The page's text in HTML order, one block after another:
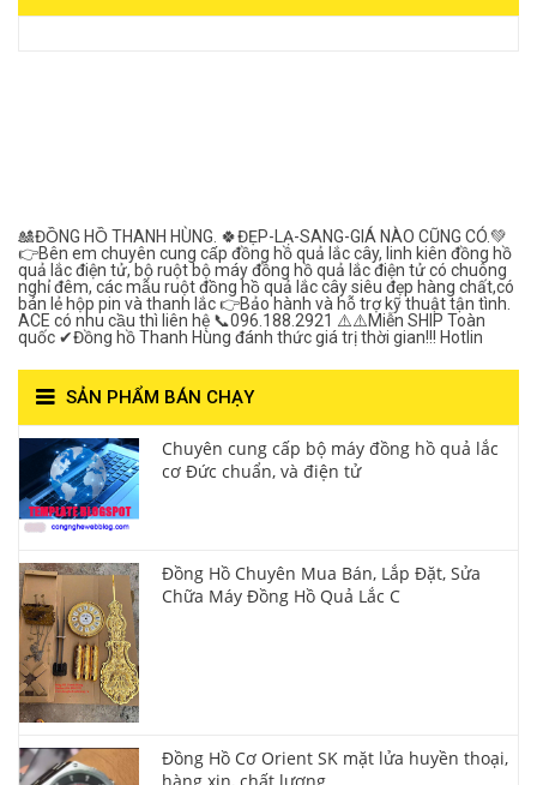
🎎ĐỒNG HỒ THANH HÙNG. 🍀ĐẸP-LẠ-SANG-GIÁ NÀO CŨNG CÓ.💚
👉Bên em chuyên cung cấp đồng hồ quả lắc cây, linh kiên đồng hồ
quả lắc điện tử, bộ ruột bộ máy đồng hồ quả lắc điện tử có chuông
nghỉ đêm, các mẫu ruột đồng hồ quả lắc cây siêu đẹp hàng chất,có
bán lẻ hộp pin và thanh lắc 👉Bảo hành và hỗ trợ kỹ thuật tận tình.
ACE có nhu cầu thì liên hệ 📞096.188.2921 ⚠️⚠️Miễn SHIP Toàn
quốc ✔Đồng hồ Thanh Hùng đánh thức giá trị thời gian!!! Hotlin
SẢN PHẨM BÁN CHẠY
Chuyên cung cấp bộ máy đồng hồ quả lắc
cơ Đức chuẩn, và điện tử
Đồng Hồ Chuyên Mua Bán, Lắp Đặt, Sửa
Chữa Máy Đồng Hồ Quả Lắc C
Đồng Hồ Cơ Orient SK mặt lửa huyền thoại,